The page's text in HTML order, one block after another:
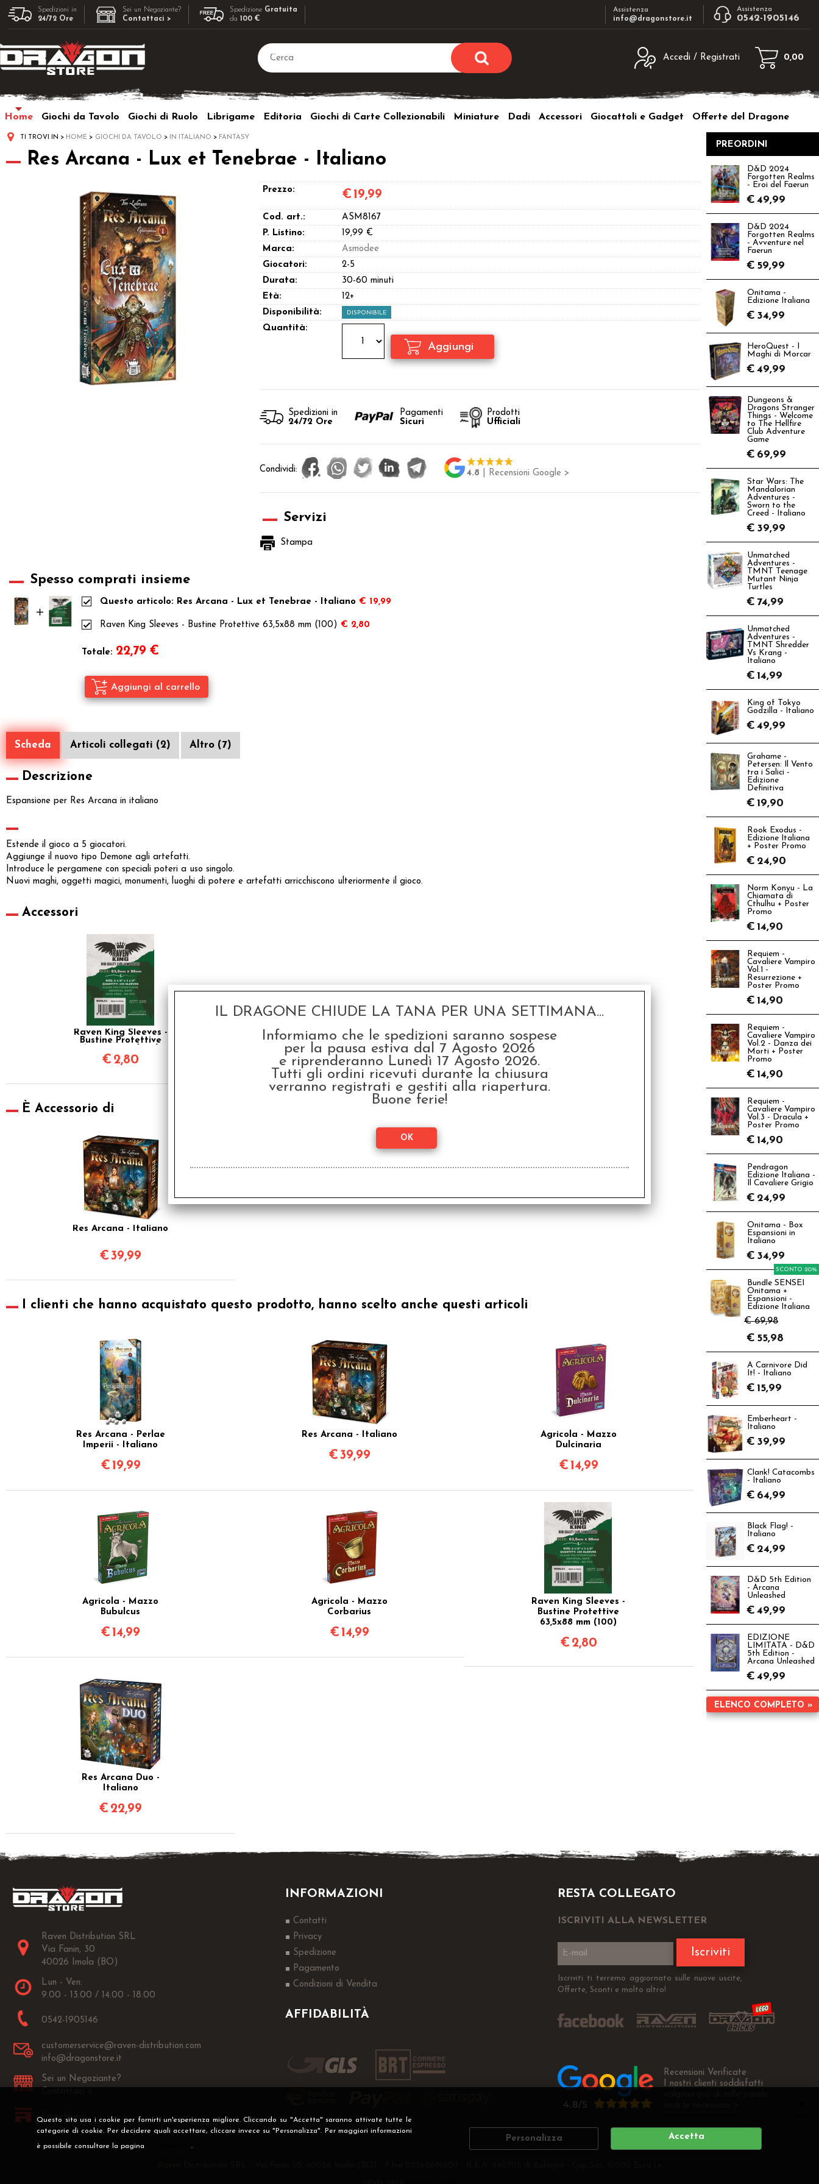
Questo sito usa i cookie per fornirti un'esperienza migliore. Cliccando su "Accetta" saranno attivate tutte le
categorie di cookie. Per decidere quali accettare, cliccare invece su "Personalizza". Per maggiori informazioni
è possibile consultare la pagina .
Personalizza Accetta
Spedizioni in
24/72 Ore
Sei un Negoziante?
Contattaci >
Spedizione Gratuita
da100 €
Assistenza
info@dragonstore.it
Assistenza
0542-1905146
Accedi / Registrati
utente e la password e poi clicca sul
Password:
sito clicca sul pulsante "Registrati"
0,00
Home Giochi da Tavolo Giochi di Ruolo Librigame Editoria Giochi di Carte Collezionabili Miniature Dadi Accessori Giocattoli e Gadget Offerte del Dragone
TI TROVI IN HOME GIOCHI DA TAVOLO IN ITALIANO FANTASY
Res Arcana - Lux et Tenebrae - Italiano
Prezzo: € 19,99
Cod. art.:
ASM8167
P. Listino:
19,99 €
Marca:
Asmodee
Giocatori:
2-5
Durata:
30-60 minuti
Età:
12+
Disponibilità:
DISPONIBILE
Quantità:
Spedizioni in
24/72 Ore
Pagamenti
Sicuri
Prodotti
Ufficiali
Condividi: 4.8 | Recensioni Google >
Servizi
Stampa
Spesso comprati insieme
Questo articolo: Res Arcana - Lux et Tenebrae - Italiano € 19,99
Raven King Sleeves - Bustine Protettive 63,5x88 mm (100) € 2,80
Totale: 22,79 €
Scheda Articoli collegati (2) Altro (7)
Descrizione
Espansione per Res Arcana in italiano
Estende il gioco a 5 giocatori.
Aggiunge il nuovo tipo Demone agli artefatti.
Introduce le pergamene con speciali poteri a uso singolo.
Nuovi maghi, oggetti magici, monumenti, luoghi di potere e artefatti arricchiscono ulteriormente il gioco.
Accessori
Raven King Sleeves -
Bustine Protettive
€ 2,80
È Accessorio di
Res Arcana - Italiano
€39,99
I clienti che hanno acquistato questo prodotto, hanno scelto anche questi articoli
Res Arcana - Perlae
Imperii - Italiano
€ 19,99
Res Arcana - Italiano
€39,99
Agricola - Mazzo
Dulcinaria
€ 14,99
Agricola - Mazzo
Bubulcus
€ 14,99
Agricola - Mazzo
Corbarius
€ 14,99
Raven King Sleeves -
Bustine Protettive
63,5x88 mm (100)
€ 2,80
Res Arcana Duo -
Italiano
€ 22,99
PREORDINI
D&D 2024
Forgotten Realms
- Eroi del Faerun
€ 49,99
D&D 2024
Forgotten Realms
- Avventure nel
Faerun
€ 59,99
Onitama -
Edizione Italiana
€ 34,99
HeroQuest - I
Maghi di Morcar
€ 49,99
Dungeons &
Dragons Stranger
Things - Welcome
to The Hellfire
Club Adventure
Game
€ 69,99
Star Wars: The
Mandalorian
Adventures -
Sworn to the
Creed - Italiano
€ 39,99
Unmatched
Adventures -
TMNT Teenage
Mutant Ninja
Turtles
€ 74,99
Unmatched
Adventures -
TMNT Shredder
Vs Krang -
Italiano
€ 14,99
King of Tokyo
Godzilla - Italiano
€ 49,99
Grahame -
Petersen: Il Vento
tra i Salici -
Edizione
Definitiva
€ 19,90
Rook Exodus -
Edizione Italiana
+ Poster Promo
€ 24,90
Norm Konyu - La
Chiamata di
Cthulhu + Poster
Promo
€ 14,90
Requiem -
Cavaliere Vampiro
Vol.1 -
Resurrezione +
Poster Promo
€ 14,90
Requiem -
Cavaliere Vampiro
Vol.2 - Danza dei
Morti + Poster
Promo
€ 14,90
Requiem -
Cavaliere Vampiro
Vol.3 - Dracula +
Poster Promo
€ 14,90
Pendragon
Edizione Italiana -
Il Cavaliere Grigio
€ 24,99
Onitama - Box
Espansioni in
Italiano
€ 34,99
Bundle SENSEI
Onitama +
Espansioni -
Edizione Italiana
€ 69,98
SCONTO 20%
€ 55,98
A Carnivore Did
It! - Italiano
€ 15,99
Emberheart -
Italiano
€ 39,99
Clank! Catacombs
- Italiano
€ 64,99
Black Flag! -
Italiano
€ 24,99
D&D 5th Edition
- Arcana
Unleashed
€ 49,99
EDIZIONE
LIMITATA - D&D
5th Edition -
Arcana Unleashed
€ 49,99
ELENCO COMPLETO »
Raven Distribution SRL
Via Fanin, 30
40026 Imola (BO)
Lun - Ven:
9.00 - 13.00 / 14.00 - 18.00
0542-1905146
customerservice@raven-distribution.com
info@dragonstore.it
Sei un Negoziante?
Franchising
INFORMAZIONI
Contatti
Privacy
Spedizione
Pagamento
Condizioni di Vendita
AFFIDABILITÀ
RESTA COLLEGATO
ISCRIVITI ALLA NEWSLETTER
Iscriviti
Iscriviti ti terremo aggiornato sulle nuove uscite,
Offerte, Sconti e molto altro!
Recensioni Verificate
I nostri clienti soddisfatti
IL DRAGONE CHIUDE LA TANA PER UNA SETTIMANA...
Informiamo che le spedizioni saranno sospese
per la pausa estiva dal 7 Agosto 2026
e riprenderanno Lunedì 17 Agosto 2026.
Tutti gli ordini ricevuti durante la chiusura
verranno registrati e gestiti alla riapertura.
Buone ferie!